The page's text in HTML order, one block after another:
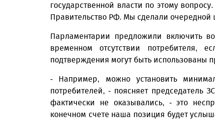
государственной власти по этому
Правительство РФ. Мы сделали
Парламентарии предложили включить
временном отсутствии потребителя,
подтверждения могут быть использованы
- Например, можно установить
потребителей, - поясняет председатель
фактически не оказывались, - это
конечном счете наша позиция будет